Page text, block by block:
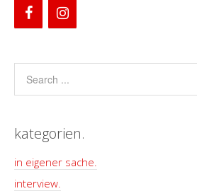
kategorien.
in eigener sache.
interview.